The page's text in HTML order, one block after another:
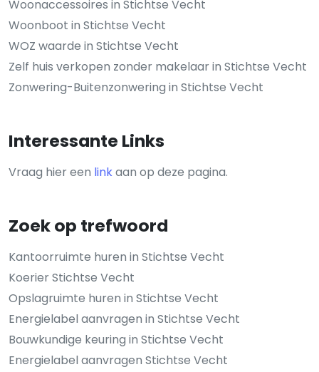
Woonaccessoires in Stichtse Vecht
Woonboot in Stichtse Vecht
WOZ waarde in Stichtse Vecht
Zelf huis verkopen zonder makelaar in Stichtse Vecht
Zonwering-Buitenzonwering in Stichtse Vecht
Interessante Links
Vraag hier een linkaan op deze pagina.
Zoek op trefwoord
Kantoorruimte huren in Stichtse Vecht
Koerier Stichtse Vecht
Opslagruimte huren in Stichtse Vecht
Energielabel aanvragen in Stichtse Vecht
Bouwkundige keuring in Stichtse Vecht
Energielabel aanvragen Stichtse Vecht